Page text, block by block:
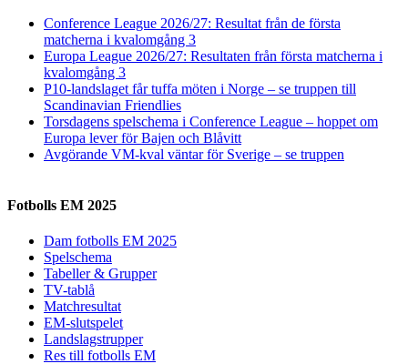
Conference League 2026/27: Resultat från de första
matcherna i kvalomgång 3
Europa League 2026/27: Resultaten från första matcherna i
kvalomgång 3
P10-landslaget får tuffa möten i Norge – se truppen till
Scandinavian Friendlies
Torsdagens spelschema i Conference League – hoppet om
Europa lever för Bajen och Blåvitt
Avgörande VM-kval väntar för Sverige – se truppen
Fotbolls EM 2025
Dam fotbolls EM 2025
Spelschema
Tabeller & Grupper
TV-tablå
Matchresultat
EM-slutspelet
Landslagstrupper
Res till fotbolls EM